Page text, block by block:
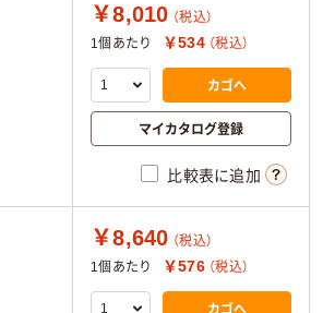
￥8,010 （税込）
1個あたり
￥534 （税込）
カゴへ
マイカタログ登録
比較表に追加
￥8,640 （税込）
1個あたり
￥576 （税込）
カゴへ